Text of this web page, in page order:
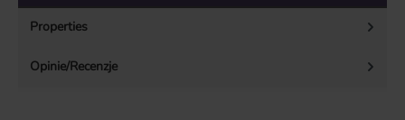
Properties
Opinie/Recenzje